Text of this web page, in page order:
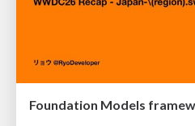
Foundation Models